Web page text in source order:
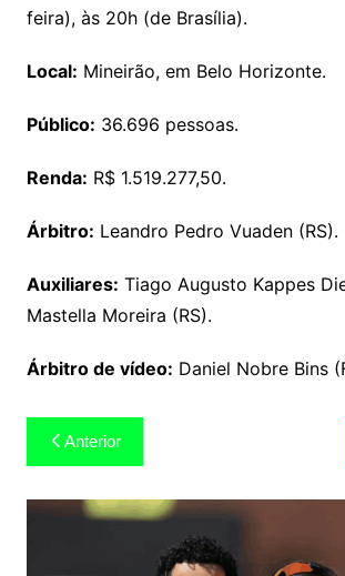
feira), às 20h (de Brasília).
Local: Mineirão, em Belo Horizonte.
Público: 36.696 pessoas.
Renda: R$ 1.519.277,50.
Árbitro: Leandro Pedro Vuaden (RS).
Auxiliares: Tiago Augusto Kappes
Mastella Moreira (RS).
Árbitro de vídeo: Daniel Nobre Bins
Navegação
de
Post
Anterior